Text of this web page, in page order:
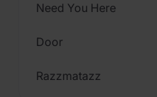
Need You Here
Door
Razzmatazz